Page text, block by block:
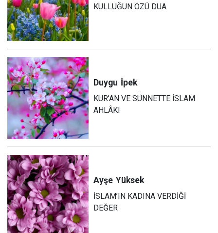
KULLUĞUN ÖZÜ DUA
Duygu İpek
KUR’AN VE SÜNNETTE İSLAM
AHLÂKI
Ayşe Yüksek
İSLAM’IN KADINA VERDİĞİ
DEĞER